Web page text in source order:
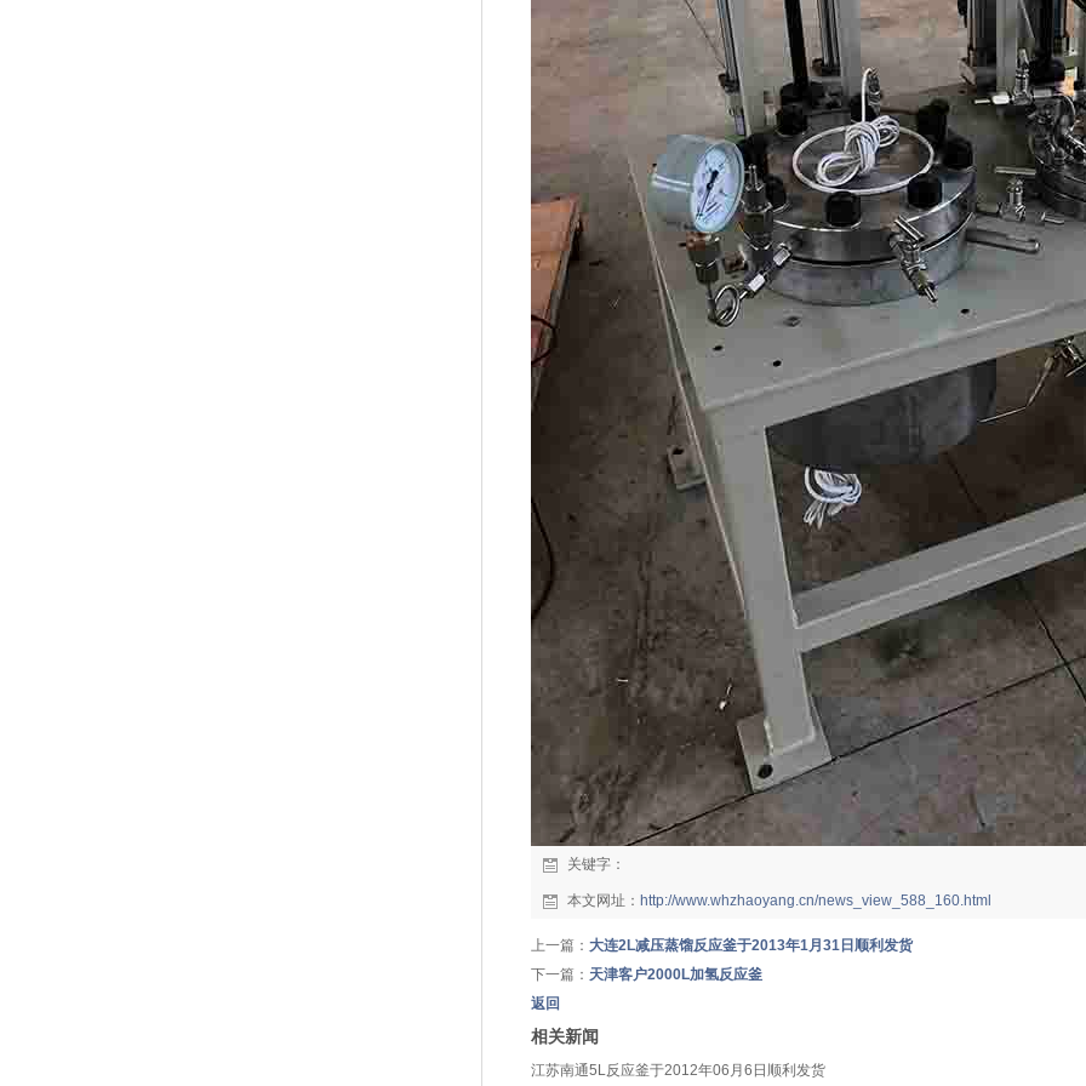
关键字：
本文网址： http://www.whzhaoyang.cn/news_view_588_160.html
上一篇： 大连2L减压蒸馏反应釜于2013年1月31日顺利发货
下一篇： 天津客户2000L加氢反应釜
返回
相关新闻
江苏南通5L反应釜于2012年06月6日顺利发货